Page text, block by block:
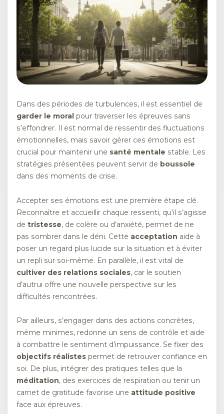
Dans des périodes de turbulences, il est essentiel de
garder le moral pour traverser les épreuves sans
s’effondrer. Il est normal de ressentir des fluctuations
émotionnelles, mais savoir gérer ces émotions est
crucial pour maintenir une santé mentale stable. Les
stratégies présentées peuvent servir de boussole
dans des moments de crise.
Accepter ses émotions est une première étape clé.
Reconnaître et accueillir chaque ressenti, qu’il s’agisse
de tristesse, de colère ou d’anxiété, permet de ne
pas sombrer dans le déni. Cette acceptation aide à
poser un regard plus lucide sur la situation et à éviter
un repli sur soi-même. En parallèle, il est vital de
cultiver des relations sociales, car le soutien
d’autrui offre une nouvelle perspective sur les
difficultés rencontrées.
Par ailleurs, s’engager dans des actions concrètes,
même minimes, redonne un sens de contrôle et aide
à combattre le sentiment d’impuissance. Se fixer des
objectifs réalistes permet de retrouver confiance en
soi. De plus, intégrer des pratiques telles que la
méditation, des exercices de respiration ou tenir un
carnet de gratitude favorise une attitude positive
face aux épreuves.